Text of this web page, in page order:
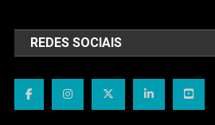
REDES SOCIAIS